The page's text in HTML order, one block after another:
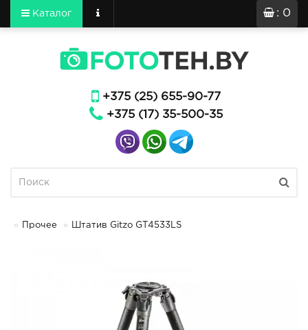
: 0
Каталог
+375 (25) 655-90-77
+375 (17) 35-500-35
Прочее Штатив Gitzo GT4533LS